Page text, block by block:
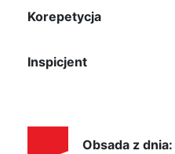
Korepetycja
Inspicjent
Obsada z